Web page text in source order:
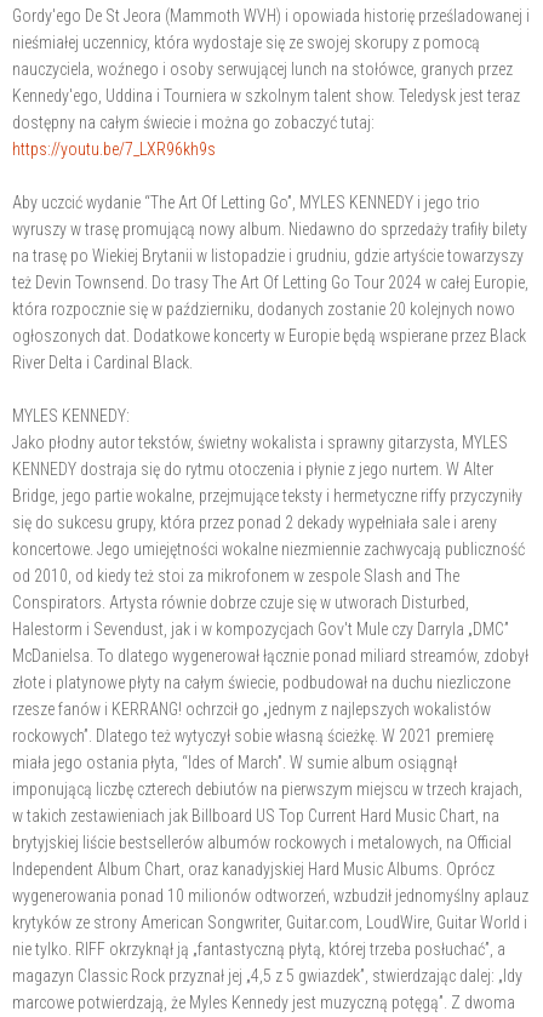
Gordy'ego De St Jeora (Mammoth WVH) i opowiada historię prześladowanej i
nieśmiałej uczennicy, która wydostaje się ze swojej skorupy z pomocą
nauczyciela, woźnego i osoby serwującej lunch na stołówce, granych przez
Kennedy'ego, Uddina i Tourniera w szkolnym talent show. Teledysk jest teraz
dostępny na całym świecie i można go zobaczyć tutaj:
https://youtu.be/7_LXR96kh9s
Aby uczcić wydanie “The Art Of Letting Go”, MYLES KENNEDY i jego trio
wyruszy w trasę promującą nowy album. Niedawno do sprzedaży trafiły bilety
na trasę po Wiekiej Brytanii w listopadzie i grudniu, gdzie artyście towarzyszy
też Devin Townsend. Do trasy The Art Of Letting Go Tour 2024 w całej Europie,
która rozpocznie się w październiku, dodanych zostanie 20 kolejnych nowo
ogłoszonych dat. Dodatkowe koncerty w Europie będą wspierane przez Black
River Delta i Cardinal Black.
MYLES KENNEDY:
Jako płodny autor tekstów, świetny wokalista i sprawny gitarzysta, MYLES
KENNEDY dostraja się do rytmu otoczenia i płynie z jego nurtem. W Alter
Bridge, jego partie wokalne, przejmujące teksty i hermetyczne riffy przyczyniły
się do sukcesu grupy, która przez ponad 2 dekady wypełniała sale i areny
koncertowe. Jego umiejętności wokalne niezmiennie zachwycają publiczność
od 2010, od kiedy też stoi za mikrofonem w zespole Slash and The
Conspirators. Artysta równie dobrze czuje się w utworach Disturbed,
Halestorm i Sevendust, jak i w kompozycjach Gov't Mule czy Darryla „DMC”
McDanielsa. To dlatego wygenerował łącznie ponad miliard streamów, zdobył
złote i platynowe płyty na całym świecie, podbudował na duchu niezliczone
rzesze fanów i KERRANG! ochrzcił go „jednym z najlepszych wokalistów
rockowych”. Dlatego też wytyczył sobie własną ścieżkę. W 2021 premierę
miała jego ostania płyta, “Ides of March”. W sumie album osiągnął
imponującą liczbę czterech debiutów na pierwszym miejscu w trzech krajach,
w takich zestawieniach jak Billboard US Top Current Hard Music Chart, na
brytyjskiej liście bestsellerów albumów rockowych i metalowych, na Official
Independent Album Chart, oraz kanadyjskiej Hard Music Albums. Oprócz
wygenerowania ponad 10 milionów odtworzeń, wzbudził jednomyślny aplauz
krytyków ze strony American Songwriter, Guitar.com, LoudWire, Guitar World i
nie tylko. RIFF okrzyknął ją „fantastyczną płytą, której trzeba posłuchać”, a
magazyn Classic Rock przyznał jej „4,5 z 5 gwiazdek”, stwierdzając dalej: „Idy
marcowe potwierdzają, że Myles Kennedy jest muzyczną potęgą”. Z dwoma